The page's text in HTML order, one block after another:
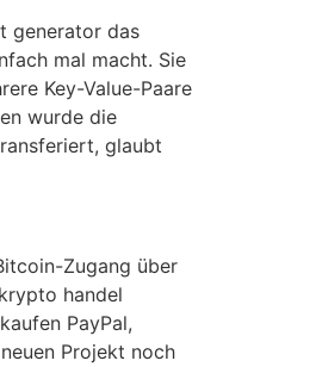
generator das
mal macht. Sie
Key-Value-Paare
wurde die
glaubt
Zugang über
handel
PayPal,
Projekt noch